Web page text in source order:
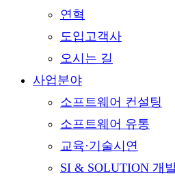
연혁
도입고객사
오시는 길
사업분야
소프트웨어 컨설팅
소프트웨어 유통
교육·기술시연
SI & SOLUTION 개